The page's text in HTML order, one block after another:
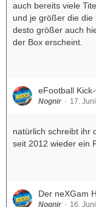
auch bereits viele
und je größer die die
desto größer auch
der Box erscheint.
eFootball
Nognir 17.
natürlich schreibt ihr
seit 2012 wieder ein
Der neXGam
Nognir 16.